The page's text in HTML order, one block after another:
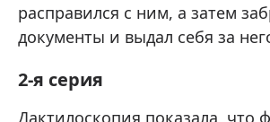
расправился с ним, а затем
документы и выдал себя за
2-я серия
Дактилоскопия показала, что